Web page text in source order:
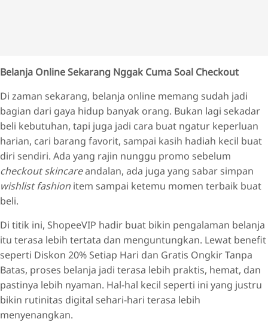
Belanja Online Sekarang Nggak Cuma Soal Checkout
Di zaman sekarang, belanja online memang sudah jadi
bagian dari gaya hidup banyak orang. Bukan lagi sekadar
beli kebutuhan, tapi juga jadi cara buat ngatur keperluan
harian, cari barang favorit, sampai kasih hadiah kecil buat
diri sendiri. Ada yang rajin nunggu promo sebelum
checkout skincareandalan, ada juga yang sabar simpan
wishlist fashion item sampai ketemu momen terbaik buat
beli.
Di titik ini, ShopeeVIP hadir buat bikin pengalaman belanja
itu terasa lebih tertata dan menguntungkan. Lewat benefit
seperti Diskon 20% Setiap Hari dan Gratis Ongkir Tanpa
Batas, proses belanja jadi terasa lebih praktis, hemat, dan
pastinya lebih nyaman. Hal-hal kecil seperti ini yang justru
bikin rutinitas digital sehari-hari terasa lebih
menyenangkan.